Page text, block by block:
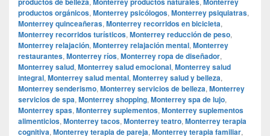
productos orgánicos, Monterrey psicólogos, Monterrey psiquiatras,
Monterrey quinceañeras, Monterrey recorridos en bicicleta,
Monterrey recorridos turísticos, Monterrey reducción de peso,
Monterrey relajación, Monterrey relajación mental, Monterrey
restaurantes, Monterrey ríos, Monterrey ropa de diseñador,
Monterrey salud, Monterrey salud emocional, Monterrey salud
integral, Monterrey salud mental, Monterrey salud y belleza,
Monterrey senderismo, Monterrey servicios de belleza, Monterrey
servicios de spa, Monterrey shopping, Monterrey spa de lujo,
Monterrey spas, Monterrey suplementos, Monterrey suplementos
alimenticios, Monterrey tacos, Monterrey teatro, Monterrey terapia
cognitiva, Monterrey terapia de pareja, Monterrey terapia familiar,